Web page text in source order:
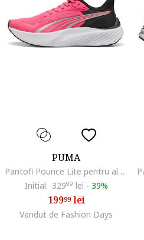
PUMA
Pantofi Pounce Lite pentru alergare, Negru/Roz
Initial: 32999 lei - 39%
19999lei
Vandut de Fashion Days